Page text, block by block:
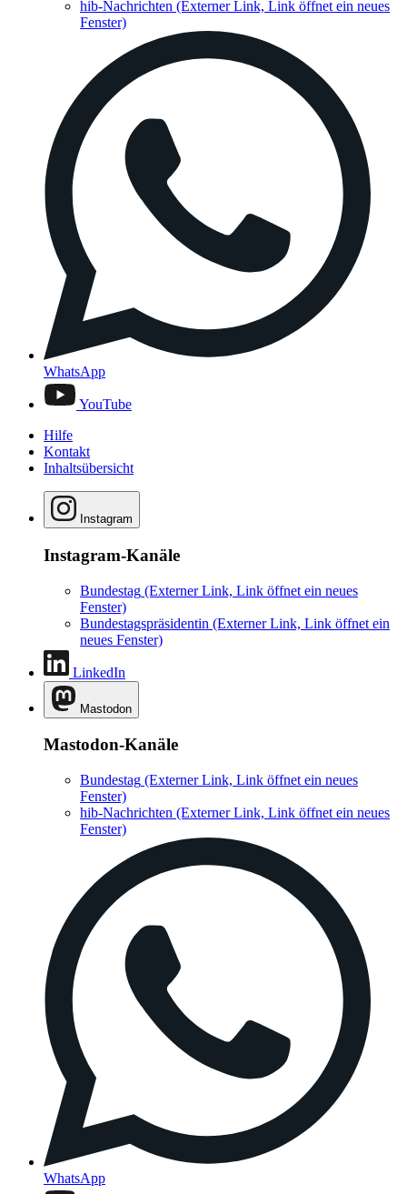
hib-Nachrichten (Externer Link, Link öffnet ein neues
Fenster)
WhatsApp
YouTube
Hilfe
Kontakt
Inhaltsübersicht
Instagram
Instagram-Kanäle
Bundestag (Externer Link, Link öffnet ein neues
Fenster)
Bundestagspräsidentin (Externer Link, Link öffnet ein
neues Fenster)
LinkedIn
Mastodon
Mastodon-Kanäle
Bundestag (Externer Link, Link öffnet ein neues
Fenster)
hib-Nachrichten (Externer Link, Link öffnet ein neues
Fenster)
WhatsApp